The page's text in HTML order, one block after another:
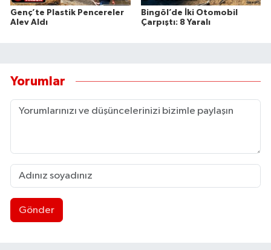
Genç’te Plastik Pencereler
Alev Aldı
Bingöl’de İki Otomobil
Çarpıştı: 8 Yaralı
Yorumlar
Gönder